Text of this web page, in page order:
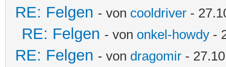
RE: Felgen - von cooldriver -
RE: Felgen - von onkel-howdy -
RE: Felgen - von dragomir -